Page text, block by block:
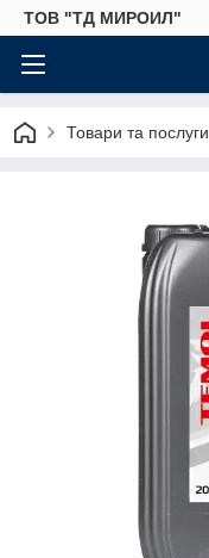
ТОВ "ТД МИРОИЛ"
Товари та послуги